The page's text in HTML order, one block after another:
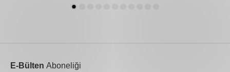
E-Bülten Aboneliği